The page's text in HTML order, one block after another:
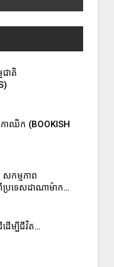
ជាតិ
ាឈិក (BOOKISH
កម្មភាព
រទេសដាណាម៉ាក…
ដើម្បីជីវិត…